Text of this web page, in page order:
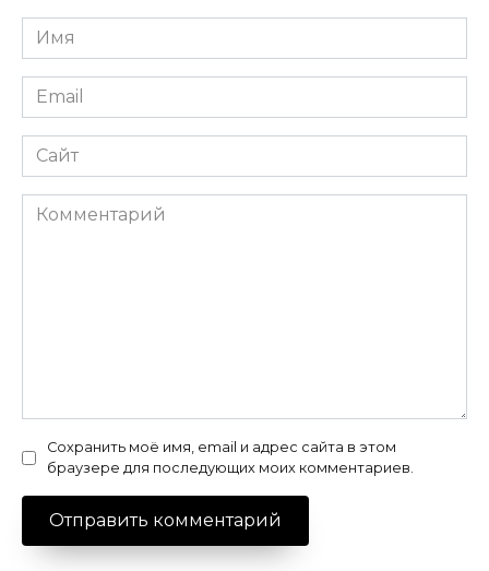
Имя
*
Email
*
Сайт
Комментарий
Сохранить моё имя, email и адрес сайта в этом
браузере для последующих моих комментариев.